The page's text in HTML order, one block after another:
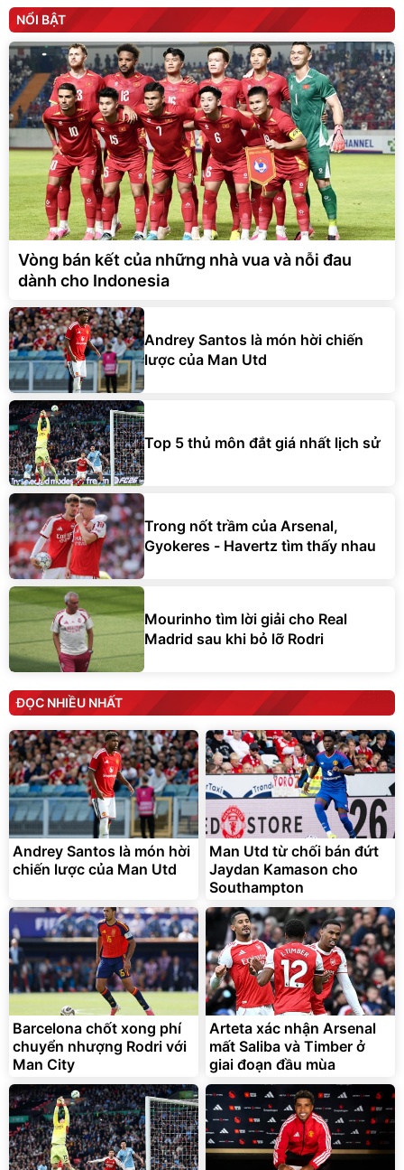
NỔI BẬT
Vòng bán kết của những nhà vua và nỗi đau
dành cho Indonesia
Andrey Santos là món hời chiến
lược của Man Utd
Top 5 thủ môn đắt giá nhất lịch sử
Trong nốt trầm của Arsenal,
Gyokeres - Havertz tìm thấy nhau
Mourinho tìm lời giải cho Real
Madrid sau khi bỏ lỡ Rodri
ĐỌC NHIỀU NHẤT
Andrey Santos là món hời
chiến lược của Man Utd
Man Utd từ chối bán đứt
Jaydan Kamason cho
Southampton
Barcelona chốt xong phí
chuyển nhượng Rodri với
Man City
Arteta xác nhận Arsenal
mất Saliba và Timber ở
giai đoạn đầu mùa